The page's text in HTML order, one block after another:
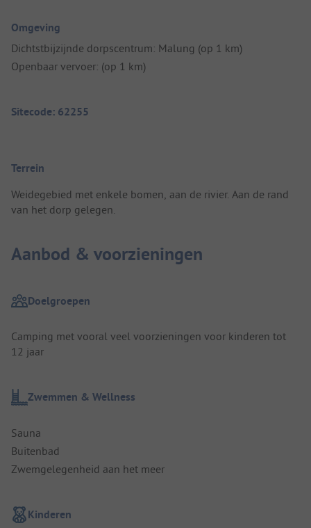
Omgeving
Dichtstbijzijnde dorpscentrum: Malung (op 1 km)
Openbaar vervoer: (op 1 km)
Sitecode: 62255
Terrein
Weidegebied met enkele bomen, aan de rivier. Aan de rand
van het dorp gelegen.
Aanbod & voorzieningen
Doelgroepen
Camping met vooral veel voorzieningen voor kinderen tot
12 jaar
Zwemmen & Wellness
Sauna
Buitenbad
Zwemgelegenheid aan het meer
Kinderen